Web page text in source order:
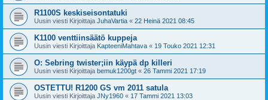
R1100S keskiseisontatuki
Uusin viesti Kirjoittaja JuhaVartia « 22 Heinä 2021 08:45
K1100 venttiinsäätö kuppeja
Uusin viesti Kirjoittaja KapteeniMahtava « 19 Touko 2021 12:31
O: Sebring twister;iin käypä dp killeri
Uusin viesti Kirjoittaja bemuk1200gt « 26 Tammi 2021 17:19
OSTETTU! R1200 GS vm 2011 satula
Uusin viesti Kirjoittaja JNy1960 « 17 Tammi 2021 13:03